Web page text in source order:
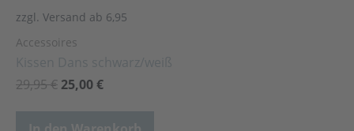
zzgl. Versand ab 6,95
Accessoires
29,95€ 25,00€